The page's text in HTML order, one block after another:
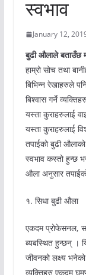
स्वभाव
January 12,
बुढी औलाले बताउँछ
हाम्रो सोच तथा
बिभिन्न रेखाहरुले
बिश्वास गर्ने
यस्ता कुराहरुलाई
यस्ता कुराहरुलाई
तपाईको बुढी
स्वभाव कस्तो हुन्छ
औला अनुसार
१. सिधा बुढी औला
एकदम प्रोफेसनल,
ब्यबस्थित हुन्छन् ।
जीवनको लक्ष्य
व्यक्तिहरु एकदम